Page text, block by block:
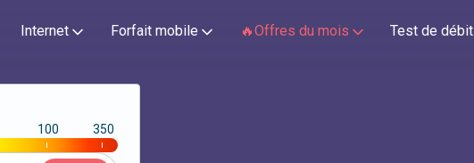
Internet Forfait mobile 🔥Offres du mois Test de débit
|
100
|
350